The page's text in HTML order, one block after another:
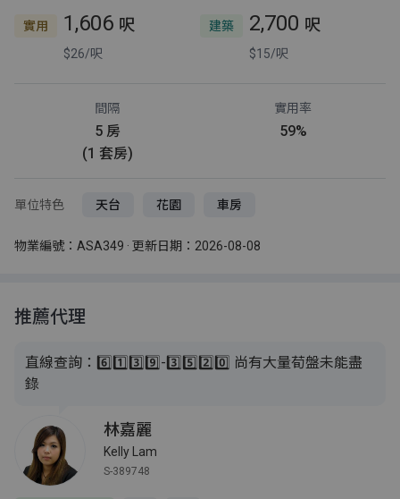
實用 1,606 呎
$26/呎
建築 2,700 呎
$15/呎
間隔
5 房
(1 套房)
實用率
59%
單位特色 天台 花園 車房
物業編號：ASA349 · 更新日期：2026-08-08
推薦代理
直線查詢：6️⃣1️⃣3️⃣9️⃣-3️⃣5️⃣2️⃣0️⃣ 尚有大量荀盤未能盡
錄
林嘉麗
Kelly Lam
S-389748